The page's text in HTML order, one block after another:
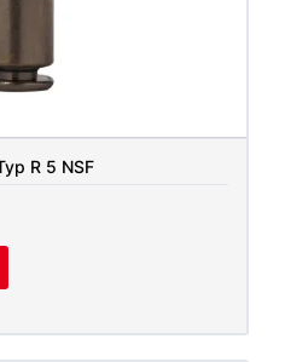
R 5 NSF